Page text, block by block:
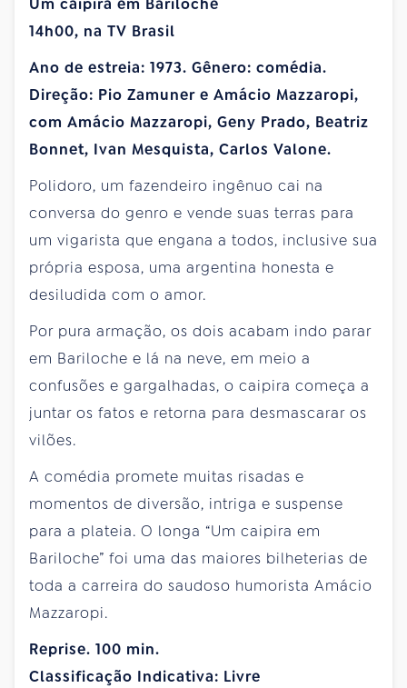
14h00, na TV Brasil
Ano de estreia: 1973. Gênero: comédia.
Direção: Pio Zamuner e Amácio Mazzaropi,
com Amácio Mazzaropi, Geny Prado, Beatriz
Bonnet, Ivan Mesquista, Carlos Valone.
Polidoro, um fazendeiro ingênuo cai na
conversa do genro e vende suas terras para
um vigarista que engana a todos, inclusive sua
própria esposa, uma argentina honesta e
desiludida com o amor.
Por pura armação, os dois acabam indo parar
em Bariloche e lá na neve, em meio a
confusões e gargalhadas, o caipira começa a
juntar os fatos e retorna para desmascarar os
vilões.
A comédia promete muitas risadas e
momentos de diversão, intriga e suspense
para a plateia. O longa “Um caipira em
Bariloche” foi uma das maiores bilheterias de
toda a carreira do saudoso humorista Amácio
Mazzaropi.
Reprise. 100 min.
Classificação Indicativa: Livre